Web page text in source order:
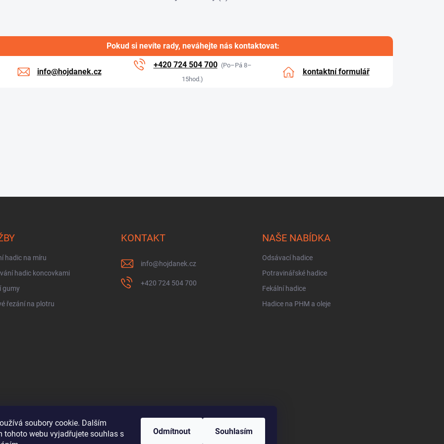
soubory cookie. Dalším
tohoto webu vyjadřujete souhlas s
Odmítnout Souhlasím
Pokud si nevíte rady, neváhejte nás kontaktovat:
info@hojdanek.cz
+420 724 504 700 (Po–Pá 8–
15hod.)
kontaktní formulář
hadic na míru
hadic koncovkami
gumy
řezání na plotru
KONTAKT
info@hojdanek.cz
+420 724 504 700
NAŠE NABÍDKA
Odsávací hadice
Potravinářské hadice
Fekální hadice
Hadice na PHM a oleje